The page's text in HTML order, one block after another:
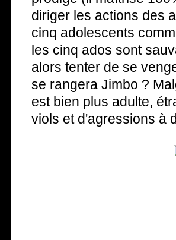
diriger les actions des
cinq adolescents
les cinq ados sont
alors tenter de se
se rangera Jimbo ?
est bien plus adulte,
viols et d'agressions à